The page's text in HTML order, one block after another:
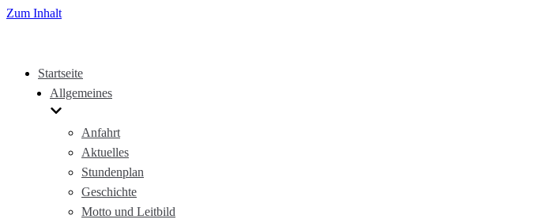
Zum Inhalt
Startseite
Allgemeines
Anfahrt
Aktuelles
Stundenplan
Geschichte
Motto und Leitbild